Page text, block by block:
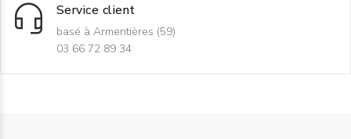
Service client
basé à Armentières (59)
03 66 72 89 34